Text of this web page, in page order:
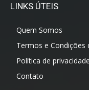
LINKS ÚTEIS
Quem Somos
Termos e Condições
Política de privacidade
Contato